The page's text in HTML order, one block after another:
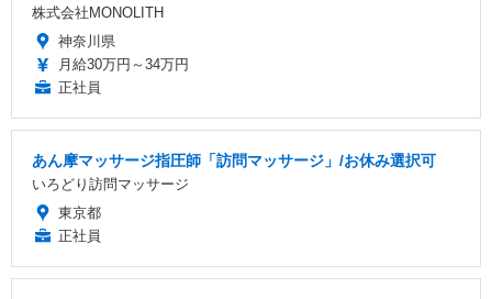
株式会社MONOLITH
神奈川県
月給30万円～34万円
正社員
あん摩マッサージ指圧師「訪問マッサージ」/お休み選択可
いろどり訪問マッサージ
東京都
正社員